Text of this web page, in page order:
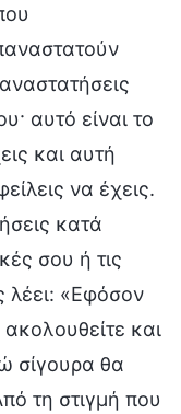
αυτό είναι το
και αυτή
να έχεις.
κατά
σου ή τις
λέει: «Εφόσον
και
σίγουρα θα
τη στιγμή που